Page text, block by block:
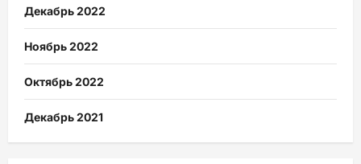
Декабрь 2022
Ноябрь 2022
Октябрь 2022
Декабрь 2021